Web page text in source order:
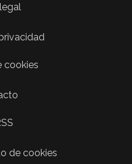
cookies
de cookies